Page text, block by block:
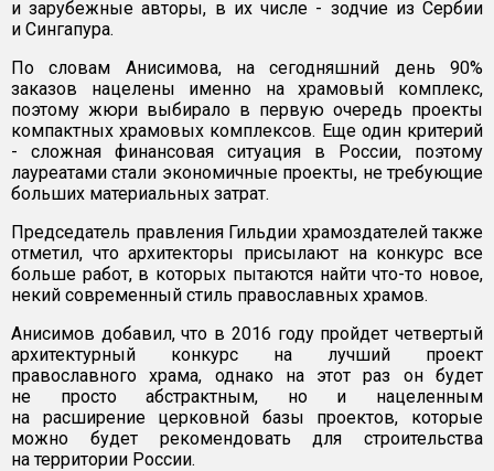
и зарубежные авторы, в их числе - зодчие из Сербии
и Сингапура.
По словам Анисимова, на сегодняшний день 90%
заказов нацелены именно на храмовый комплекс,
поэтому жюри выбирало в первую очередь проекты
компактных храмовых комплексов. Еще один критерий
- сложная финансовая ситуация в России, поэтому
лауреатами стали экономичные проекты, не требующие
больших материальных затрат.
Председатель правления Гильдии храмоздателей также
отметил, что архитекторы присылают на конкурс все
больше работ, в которых пытаются найти что-то новое,
некий современный стиль православных храмов.
Анисимов добавил, что в 2016 году пройдет четвертый
архитектурный конкурс на лучший проект
православного храма, однако на этот раз он будет
не просто абстрактным, но и нацеленным
на расширение церковной базы проектов, которые
можно будет рекомендовать для строительства
на территории России.